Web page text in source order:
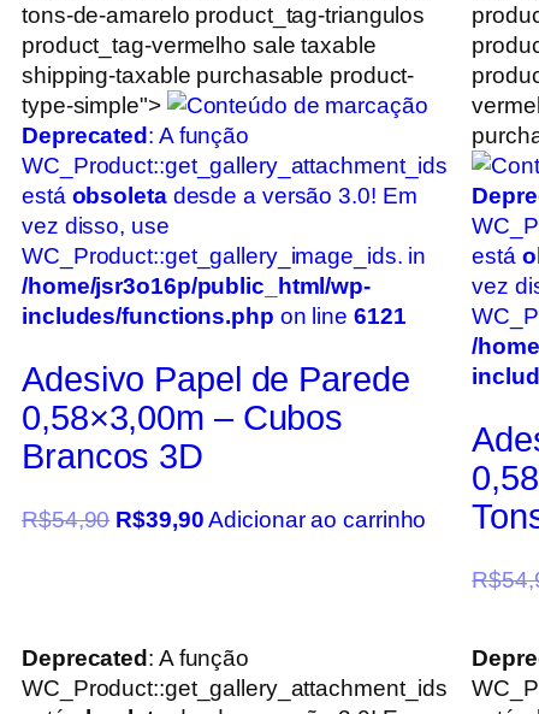
tons-de-amarelo product_tag-triangulos
product_tag-vermelho sale taxable
shipping-taxable purchasable product-
type-simple">
Deprecated : A função
WC_Product::get_gallery_attachment_ids
está obsoletadesde a versão 3.0! Em
vez disso, use
WC_Product::get_gallery_image_ids. in
/home/jsr3o16p/public_html/wp-
includes/functions.php on line 6121
Adesivo Papel de Parede
0,58×3,00m – Cubos
Brancos 3D
R$54,90 R$39,90 Adicionar ao carrinho
está
vez
/
R$
Deprecated: A função
WC_Product::get_gallery_attachment_ids